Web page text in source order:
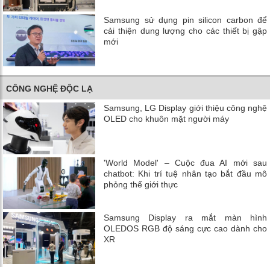
Samsung sử dụng pin silicon carbon để
cải thiện dung lượng cho các thiết bị gập
mới
CÔNG NGHỆ ĐỘC LẠ
Samsung, LG Display giới thiệu công nghệ
OLED cho khuôn mặt người máy
'World Model' – Cuộc đua AI mới sau
chatbot: Khi trí tuệ nhân tạo bắt đầu mô
phỏng thế giới thực
Samsung Display ra mắt màn hình
OLEDOS RGB độ sáng cực cao dành cho
XR